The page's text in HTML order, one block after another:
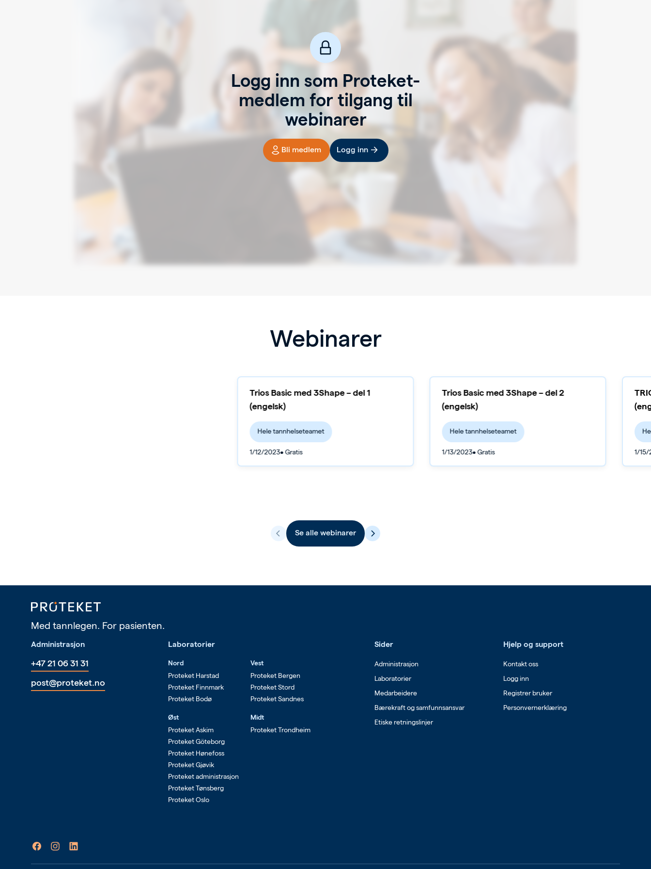
Logg inn som Proteket-
medlem for tilgang til
webinarer
Bli medlem Logg inn
Webinarer
Trios Basic med 3Shape – del 1
(engelsk)
Hele tannhelseteamet
1/12/2023• Gratis
Trios Basic med 3Shape – del 2
(engelsk)
Hele tannhelseteamet
1/13/2023• Gratis 1/
Se alle webinarer
Med tannlegen. For pasienten.
Administrasjon
+47 21 06 31 31
post@proteket.no
Laboratorier
Nord
Proteket Harstad
Proteket Finnmark
Proteket Bodø
Vest
Proteket Bergen
Proteket Stord
Proteket Sandnes
Øst
Proteket Askim
Proteket Göteborg
Proteket Hønefoss
Proteket Gjøvik
Proteket administrasjon
Proteket Tønsberg
Proteket Oslo
Midt
Proteket Trondheim
Sider
Administrasjon
Laboratorier
Medarbeidere
Bærekraft og samfunnsansvar
Etiske retningslinjer
Hjelp og support
Kontakt oss
Logg inn
Registrer bruker
Personvernerklæring